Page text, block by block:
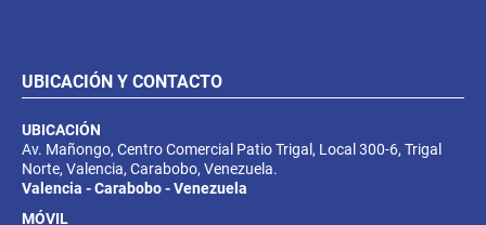
UBICACIÓN Y CONTACTO
UBICACIÓN
Av. Mañongo, Centro Comercial Patio Trigal, Local 300-6, Trigal
Norte, Valencia, Carabobo, Venezuela.
Valencia - Carabobo - Venezuela
MÓVIL